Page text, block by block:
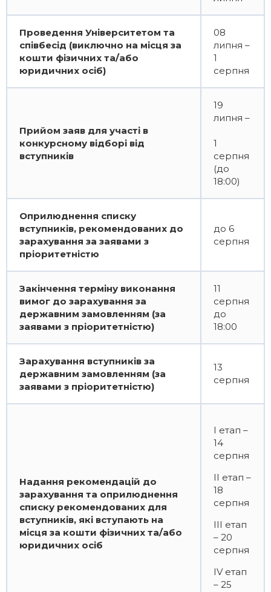
Проведення Університетом та
співбесід (виключно на місця за
кошти фізичних та/або
юридичних осіб)
08
липня –
1
серпня
Прийом заяв для участі в
конкурсному відборі від
вступників
19
липня –
1
серпня
(до
18:00)
Оприлюднення списку
вступників, рекомендованих до
зарахування за заявами з
пріоритетністю
до 6
серпня
Закінчення терміну виконання
вимог до зарахування за
державним замовленням (за
заявами з пріоритетністю)
11
серпня
до
18:00
Зарахування вступників за
державним замовленням (за
заявами з пріоритетністю)
13
серпня
Надання рекомендацій до
зарахування та оприлюднення
списку рекомендованих для
вступників, які вступають на
місця за кошти фізичних та/або
юридичних осіб
І етап –
14
серпня
ІІ етап –
18
серпня
ІІІ етап
– 20
серпня
ІV етап
– 25